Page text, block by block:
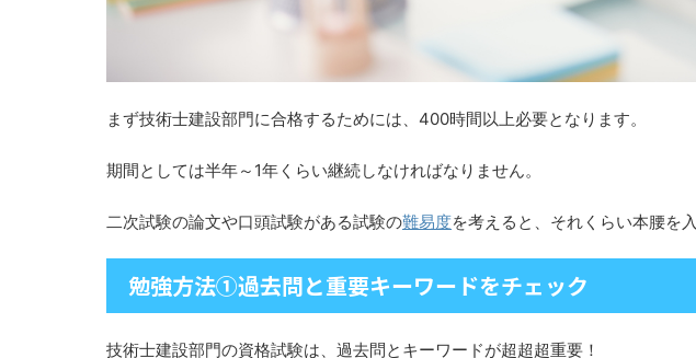
まず技術士建設部門に合格するためには、400時間以上必要となります。
期間としては半年～1年くらい継続しなければなりません。
二次試験の論文や口頭試験がある試験の難易度を考えると、それくらい本腰を
勉強方法➀過去問と重要キーワードをチェック
技術士建設部門の資格試験は、過去問とキーワードが超超超重要！